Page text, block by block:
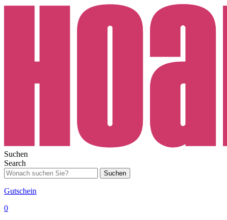
Suchen
Search
Suchen
Gutschein
0